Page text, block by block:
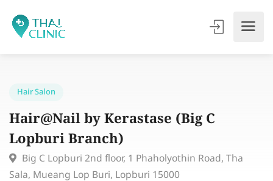
Hair@Nail by Kerastase (Big C
Lopburi Branch)
Big C Lopburi 2nd floor, 1 Phaholyothin Road, Tha